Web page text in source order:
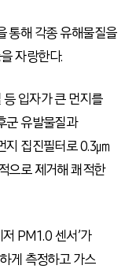
통해 각종 유해물질을
자랑한다.
입자가 큰 먼지를
군 유발물질과
지 집진필터로 0.3㎛
으로 제거해 쾌적한
PM1.0 센서’가
게 측정하고 가스